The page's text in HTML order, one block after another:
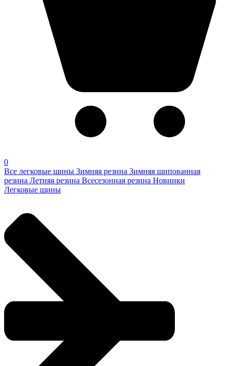
0
Все легковые шины Зимняя резина Зимняя шипованная
резина Летняя резина Всесезонная резина Новинки
Легковые шины